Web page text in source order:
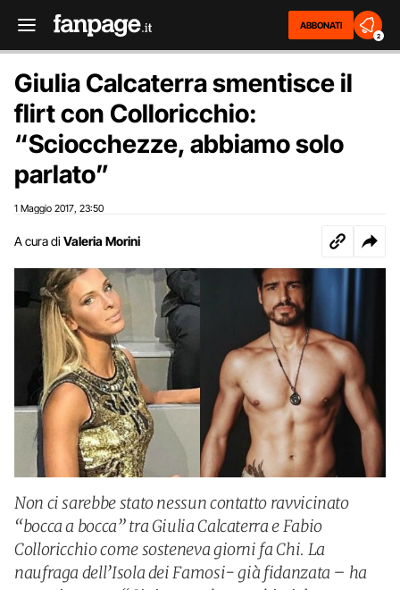
ABBONATI
2
Giulia Calcaterra smentisce il
flirt con Colloricchio:
“Sciocchezze, abbiamo solo
parlato”
1 Maggio 2017 23:50
A cura di Valeria Morini
Non ci sarebbe stato nessun contatto ravvicinato
“bocca a bocca” tra Giulia Calcaterra e Fabio
Colloricchio come sosteneva giorni fa Chi. La
naufraga dell’Isola dei Famosi- già fidanzata – ha